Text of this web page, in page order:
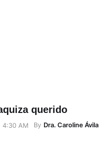
querido
4:30 AM By Dra. Caroline Ávila